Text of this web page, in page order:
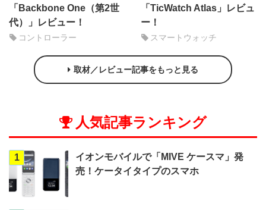
「Backbone One（第2世
代）」レビュー！
コントローラー
「TicWatch Atlas」レビュ
ー！
スマートウォッチ
取材／レビュー記事をもっと見る
人気記事ランキング
1
イオンモバイルで「MIVE ケースマ」発
売！ケータイタイプのスマホ